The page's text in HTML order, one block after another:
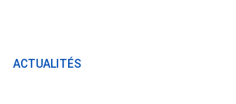
ACTUALITÉS